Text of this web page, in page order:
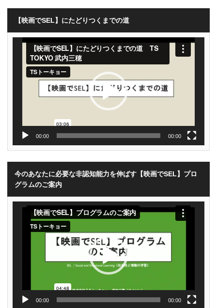
【映画でSEL】にたどりつくまでの道
00:00 00:00
今のあなたに必要な非認知能力を伸ばす【映画でSEL】プロ
グラムのご案内
動
00:00 00:00